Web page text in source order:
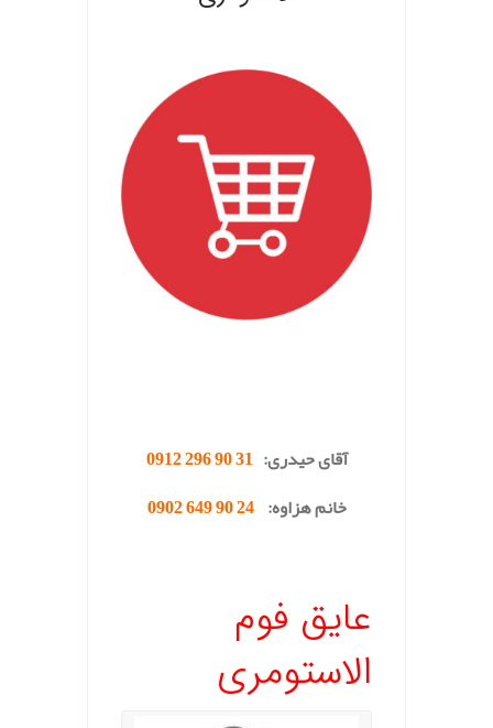
آقای حیدری: 31 90 296 0912
خانم هزاوه:24 90 649 0902
عایق فوم
الاستومری